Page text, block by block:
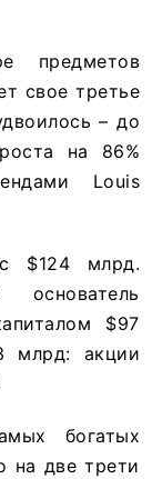
предметов
свое третье
– до
на 86%
Louis
$124 млрд.
$97
млрд: акции
богатых
на две трети